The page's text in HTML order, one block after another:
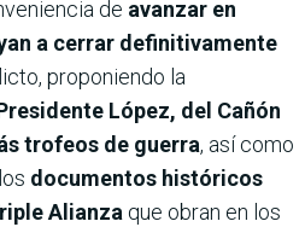
de avanzar en
a cerrar definitivamente
proponiendo la
López, del Cañón
trofeos de guerra, así como
documentos históricos
Alianza que obran en los